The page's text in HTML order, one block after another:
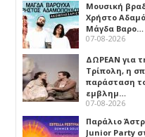
Μουσική
Χρήστο
Μάγδα Βαρο…
07-08-2026
ΔΩΡΕΑΝ για
Τρίπολη, η
παράσταση
εμβλημ…
07-08-2026
Παράλιο
Junior Party